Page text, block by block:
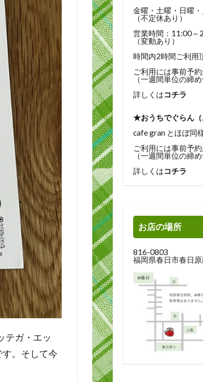
テガ・エッ
す。そして今
金曜・土曜・日曜
（不定休あり）
営業時間：11:00～
（変動あり）
時間内2時間ご利用
ご利用には事前予
（一週間単位の締め
詳しくはコチラ
★おうちでぐらん（
cafe gran とほぼ同
ご利用には事前予約
（一週間単位の締め
詳しくはコチラ
お店の場所
816-0803
福岡県春日市春日